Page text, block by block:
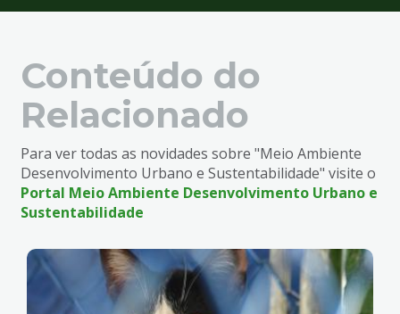
Conteúdo do
Relacionado
Para ver todas as novidades sobre "Meio Ambiente
Desenvolvimento Urbano e Sustentabilidade" visite o
Portal Meio Ambiente Desenvolvimento Urbano e
Sustentabilidade